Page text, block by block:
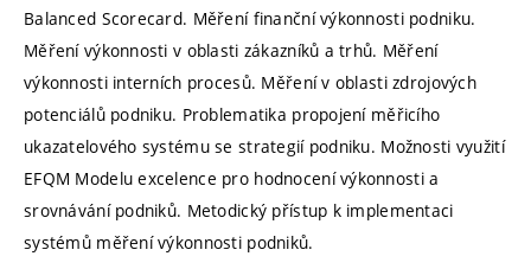
Balanced Scorecard. Měření finanční výkonnosti podniku.
Měření výkonnosti v oblasti zákazníků a trhů. Měření
výkonnosti interních procesů. Měření v oblasti zdrojových
potenciálů podniku. Problematika propojení měřicího
ukazatelového systému se strategií podniku. Možnosti využití
EFQM Modelu excelence pro hodnocení výkonnosti a
srovnávání podniků. Metodický přístup k implementaci
systémů měření výkonnosti podniků.